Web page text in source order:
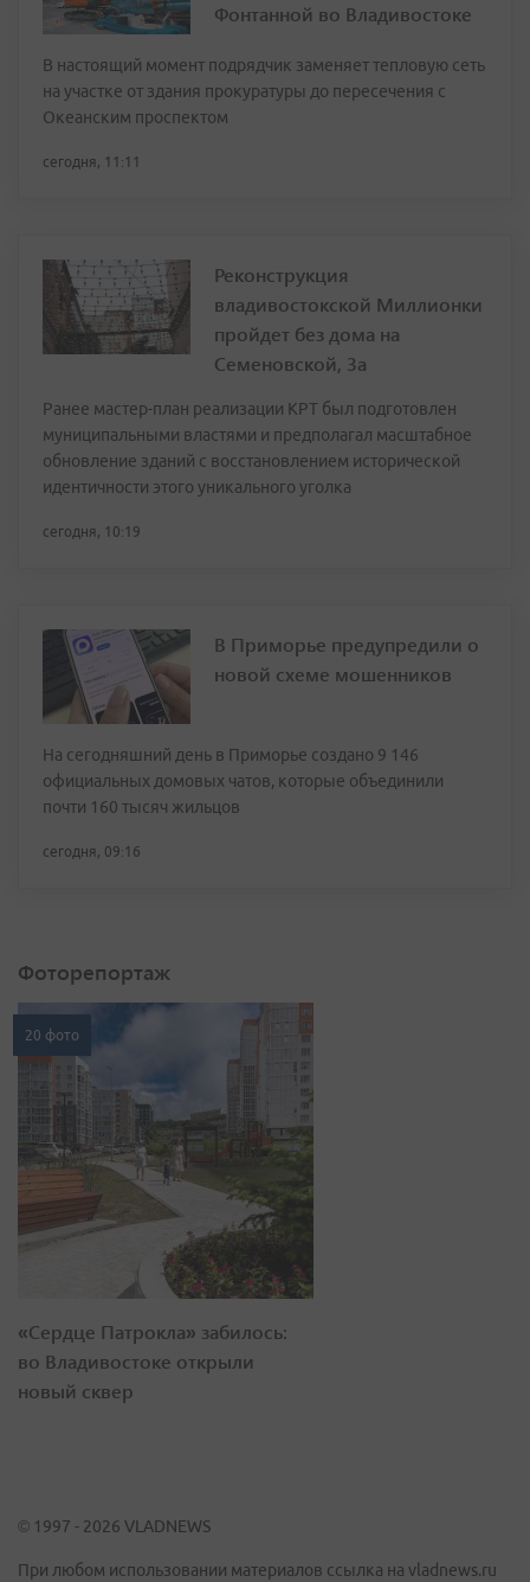
Фонтанной во Владивостоке
В настоящий момент подрядчик заменяет тепловую сеть
на участке от здания прокуратуры до пересечения с
Океанским проспектом
сегодня, 11:11
Реконструкция
владивостокской Миллионки
пройдет без дома на
Семеновской, 3а
Ранее мастер-план реализации КРТ был подготовлен
муниципальными властями и предполагал масштабное
обновление зданий с восстановлением исторической
идентичности этого уникального уголка
сегодня, 10:19
В Приморье предупредили о
новой схеме мошенников
На сегодняшний день в Приморье создано 9 146
официальных домовых чатов, которые объединили
почти 160 тысяч жильцов
сегодня, 09:16
Фоторепортаж
20 фото
«Сердце Патрокла» забилось:
во Владивостоке открыли
новый сквер
© 1997 - 2026 VLADNEWS
При любом использовании материалов ссылка на vladnews.ru